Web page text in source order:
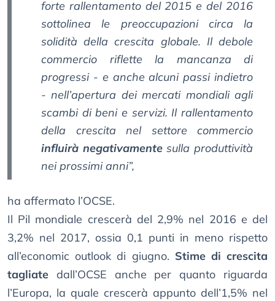
forte rallentamento del 2015 e del 2016
sottolinea le preoccupazioni circa la
solidità della crescita globale. Il debole
commercio riflette la mancanza di
progressi - e anche alcuni passi indietro
- nell’apertura dei mercati mondiali agli
scambi di beni e servizi. Il rallentamento
della crescita nel settore commercio
influirà negativamentesulla produttività
nei prossimi anni”,
ha affermato l’OCSE.
Il Pil mondiale crescerà del 2,9% nel 2016 e del
3,2% nel 2017, ossia 0,1 punti in meno rispetto
all’economic outlook di giugno. Stime di crescita
tagliate dall’OCSE anche per quanto riguarda
l’Europa, la quale crescerà appunto dell’1,5% nel